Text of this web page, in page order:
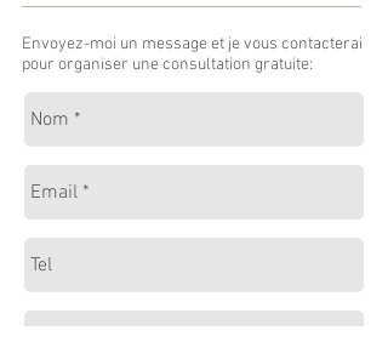
Envoyez-moi un message et je vous contacterai
pour organiser une consultation gratuite: